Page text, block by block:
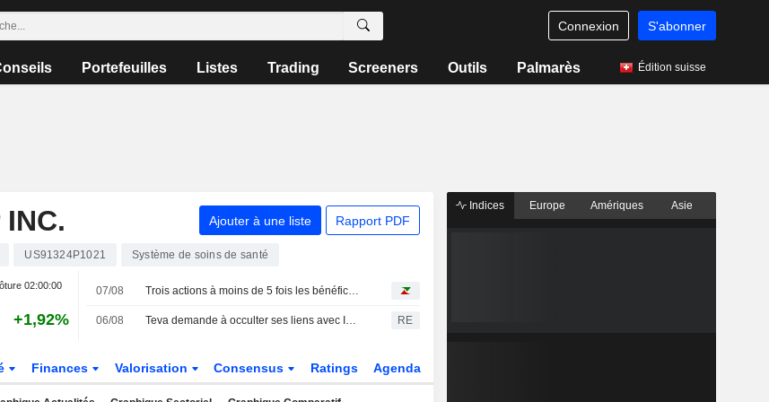
Connexion S'abonner
Portefeuilles Listes Trading Screeners Outils Palmarès Édition suisse
Ajouter à une liste Rapport PDF
US91324P1021 Système de soins de santé
02:00:00
+1,92%
07/08 Trois actions à moins de 5 fois les bénéfices, et alors ?
06/08 Teva demande à occulter ses liens avec Israël devant le jury, invoquant la guerre à Gaza RE
Finances Valorisation Consensus Ratings Agenda
Indices Europe Amériques Asie